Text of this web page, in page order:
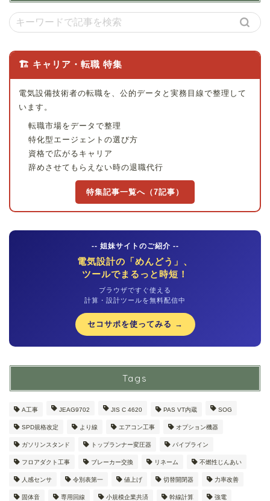
🏗 キャリア・転職 特集
電気設備技術者の転職を、公的データと実務目線で整理して
います。
転職市場をデータで整理
特化型エージェントの選び方
資格で広がるキャリア
辞めさせてもらえない時の退職代行
特集記事一覧へ（7記事）
-- 姐妹サイトのご紹介 --
電気設計の「めんどう」、
ツールでまるっと時短！
ブラウザですぐ使える
計算・設計ツールを無料配信中
セコサポを使ってみる →
Tags
A工事 JEAG9702 JIS C 4620 PAS VT内蔵 SOG
SPD規格改定 より線 エアコン工事 オプション機器
ガソリンスタンド トップランナー変圧器 パイプライン
フロアダクト工事 ブレーカー交換 リネーム 不燃性じんあい
人感センサ 令別表第一 値上げ 切替開閉器 力率改善
固体音 専用回線 小規模企業共済 幹線計算 強電